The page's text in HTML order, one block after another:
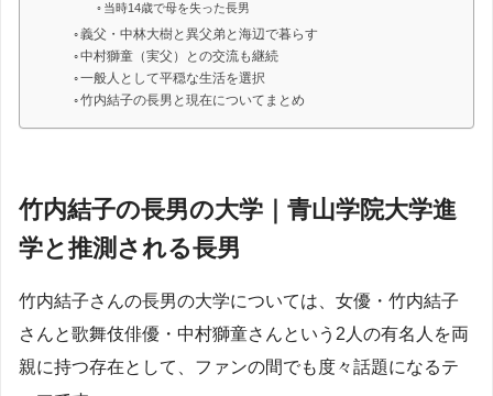
当時14歳で母を失った長男
義父・中林大樹と異父弟と海辺で暮らす
中村獅童（実父）との交流も継続
一般人として平穏な生活を選択
竹内結子の長男と現在についてまとめ
竹内結子の長男の大学｜青山学院大学進
学と推測される長男
竹内結子さんの長男の大学については、女優・竹内結子
さんと歌舞伎俳優・中村獅童さんという2人の有名人を両
親に持つ存在として、ファンの間でも度々話題になるテ